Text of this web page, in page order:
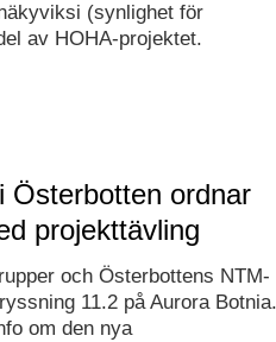
(synlighet för
av HOHA-projektet.
Österbotten ordnar
projekttävling
och Österbottens NTM-
11.2 på Aurora Botnia.
om den nya